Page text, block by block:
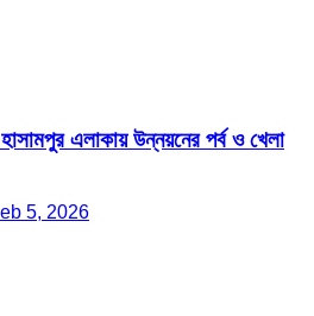
হাসামপুর এলাকায় উন্নয়নের পর্ব ও খেলা
5, 2026